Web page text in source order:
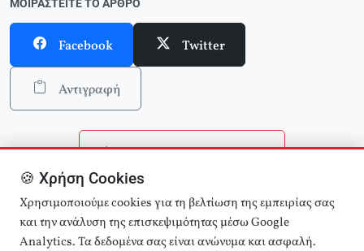
ΜΟΙΡΑΣΤΕΊΤΕ ΤΟ ΆΡΘΡΟ
Facebook Twitter
Αντιγραφή
Επιστροφή στην αρχική
Αναζήτηση άρθρων
🍪 Χρήση Cookies
Χρησιμοποιούμε cookies για τη βελτίωση της εμπειρίας σας
και την ανάλυση της επισκεψιμότητας μέσω Google
Analytics. Τα δεδομένα σας είναι ανώνυμα και ασφαλή.